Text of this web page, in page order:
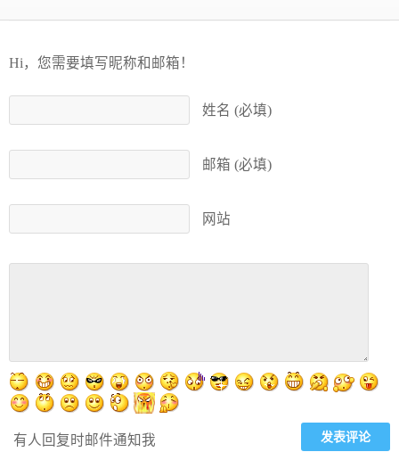
Hi，您需要填写昵称和邮箱！
姓名 (必填)
邮箱 (必填)
网站
有人回复时邮件通知我